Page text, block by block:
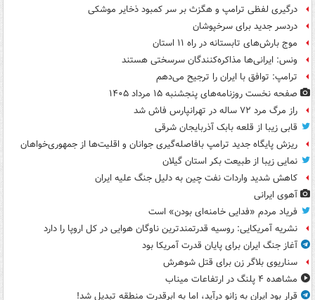
درگیری لفظی ترامپ و هگزث بر سر کمبود ذخایر موشکی
دردسر جدید برای سرخپوشان
موج بارش‌های تابستانه در راه ۱۱ استان
ونس: ایرانی‌ها مذاکره‌کنندگان سرسختی هستند
ترامپ: توافق با ایران را ترجیح می‌دهم
صفحه نخست روزنامه‌های پنجشنبه ۱۵ مرداد ۱۴۰۵
راز مرگ مرد ۷۲ ساله در تهرانپارس فاش شد
قابی زیبا از قلعه بابک آذربایجان شرقی
ریزش پایگاه جدید ترامپ بافاصله‌گیری جوانان و اقلیت‌ها از جمهوری‌خواهان
نمایی زیبا از طبیعت بکر استان گیلان
کاهش شدید واردات نفت چین به دلیل جنگ علیه ایران
آهوی ایرانی
فریاد مردم «فدایی خامنه‌ای بودن» است
نشریه آمریکایی: روسیه قدرتمندترین ناوگان هوایی در کل اروپا را دارد
آغاز جنگ ایران برای پایان قدرت آمریکا بود
سناریوی بلاگر زن برای قتل شوهرش
مشاهده ۴ پلنگ در ارتفاعات میناب
قرار بود ایران به زانو درآید، اما به ابرقدرت منطقه تبدیل شد!